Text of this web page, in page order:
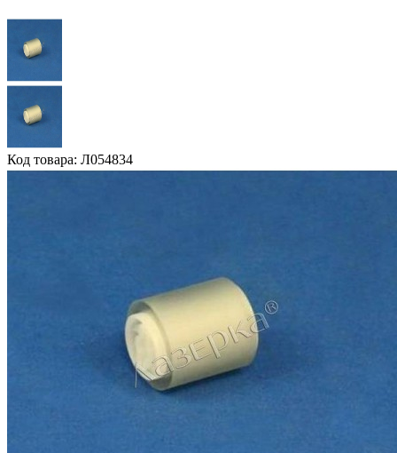
Код товара: Л054834